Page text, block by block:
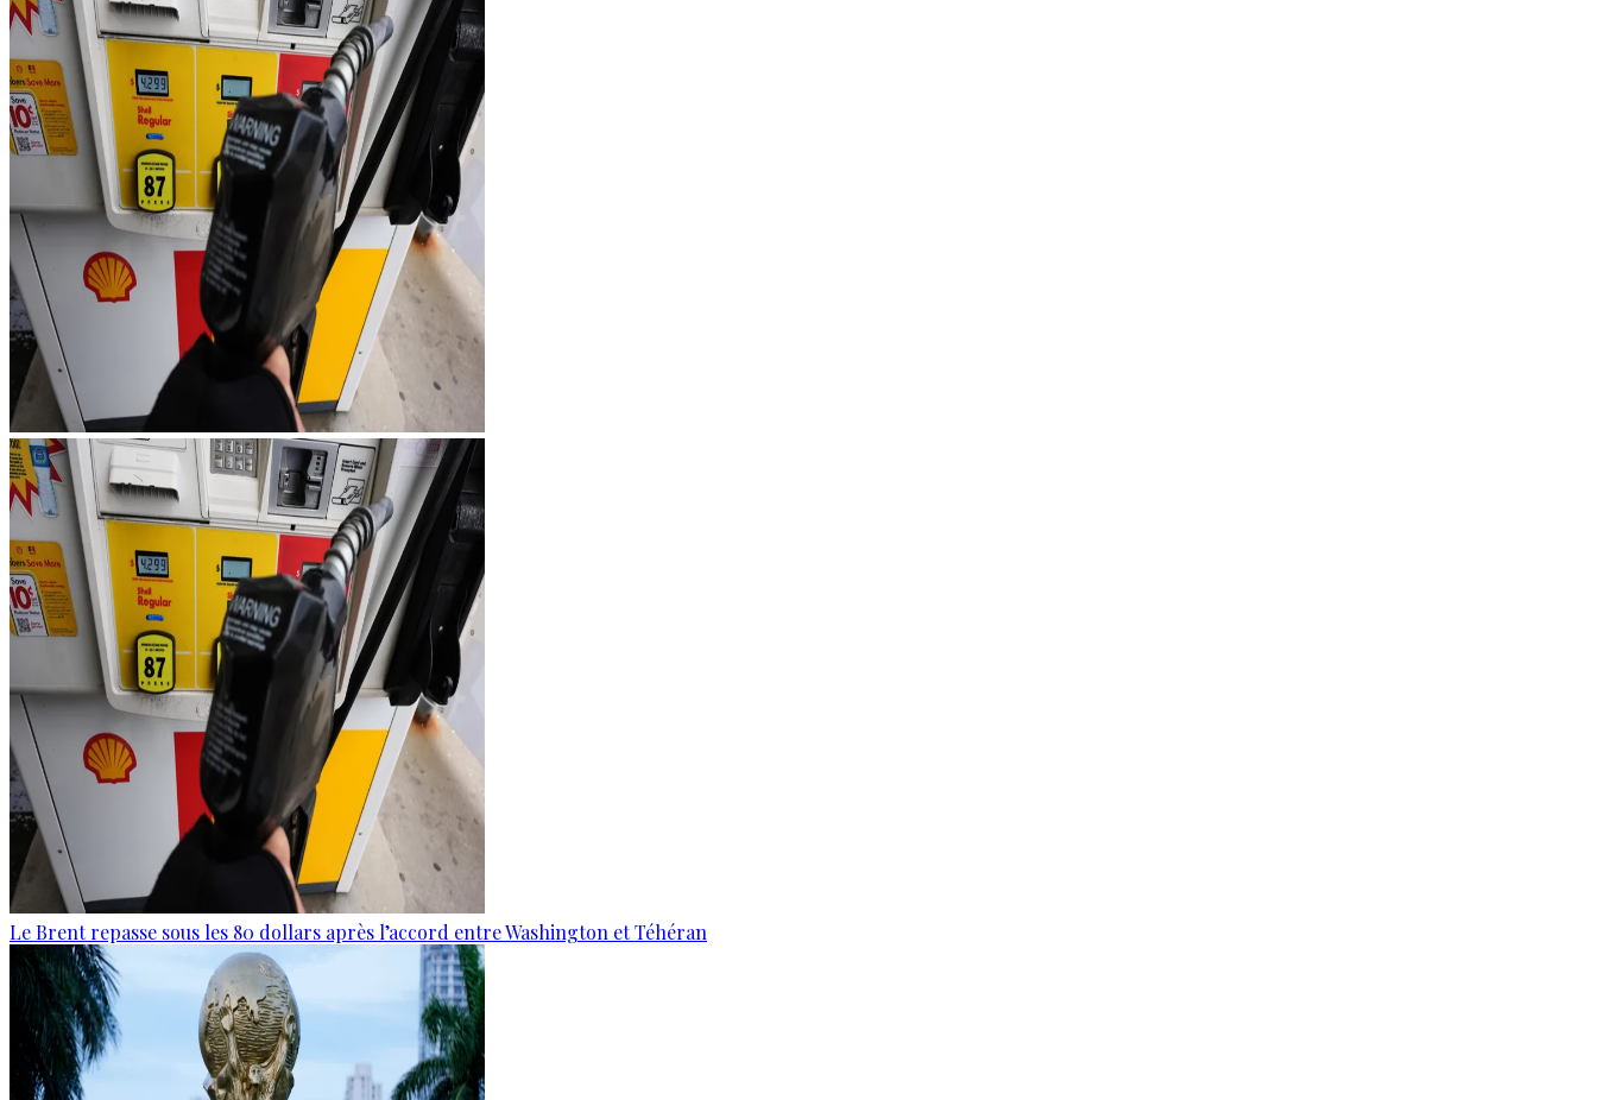
Le Brent repasse sous les 80 dollars après l’accord entre Washington et Téhéran